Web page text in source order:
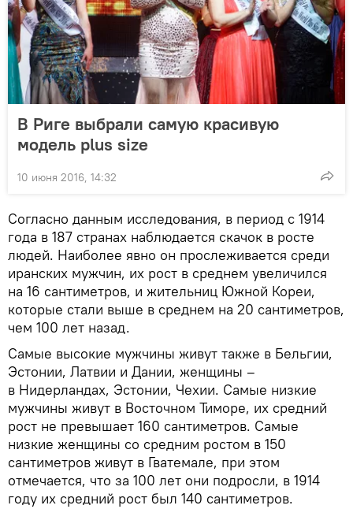
В Риге выбрали самую красивую
модель plus size
10 июня 2016, 14:32
Согласно данным исследования, в период с 1914
года в 187 странах наблюдается скачок в росте
людей. Наиболее явно он прослеживается среди
иранских мужчин, их рост в среднем увеличился
на 16 сантиметров, и жительниц Южной Кореи,
которые стали выше в среднем на 20 сантиметров,
чем 100 лет назад.
Самые высокие мужчины живут также в Бельгии,
Эстонии, Латвии и Дании, женщины –
в Нидерландах, Эстонии, Чехии. Самые низкие
мужчины живут в Восточном Тиморе, их средний
рост не превышает 160 сантиметров. Самые
низкие женщины со средним ростом в 150
сантиметров живут в Гватемале, при этом
отмечается, что за 100 лет они подросли, в 1914
году их средний рост был 140 сантиметров.